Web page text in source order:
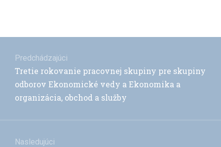
článku
Predchádzajúci
Previous
post:
Tretie rokovanie pracovnej skupiny pre skupiny
odborov Ekonomické vedy a Ekonomika a
organizácia, obchod a služby
Nasledujúci